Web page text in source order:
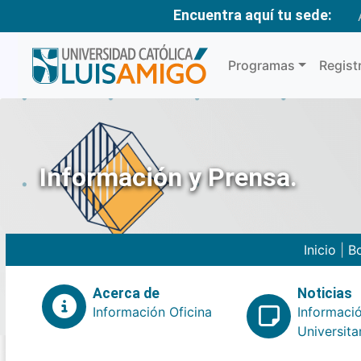
Encuentra aquí tu sede:
Programas
Información y Prensa.
Inicio
Acerca de
Información Oficina
Noticias